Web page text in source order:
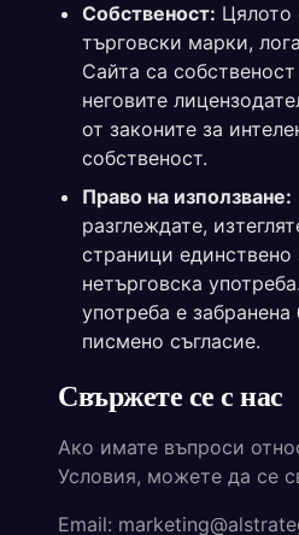
Собственост: Цялото
търговски марки,
Сайта са
неговите
от законите за
собственост.
Право на използване:
разглеждате,
страници единствено
нетърговска
употреба е
писмено съгласие.
Свържете се с нас
Ако имате въпроси
Условия, можете да се
Email: